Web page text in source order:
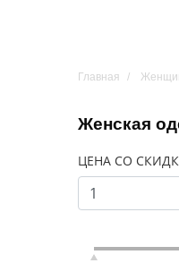
Главная
Женская
ЦЕНА СО